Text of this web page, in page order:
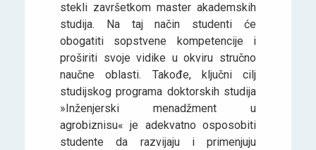
stekli završetkom master akademskih
studija. Na taj način studenti će
obogatiti sopstvene kompetencije i
proširiti svoje vidike u okviru stručno
naučne oblasti. Takođe, ključni cilj
studijskog programa doktorskih studija
»Inženjerski menadžment u
agrobiznisu« je adekvatno osposobiti
studente da razvijaju i primenjuju